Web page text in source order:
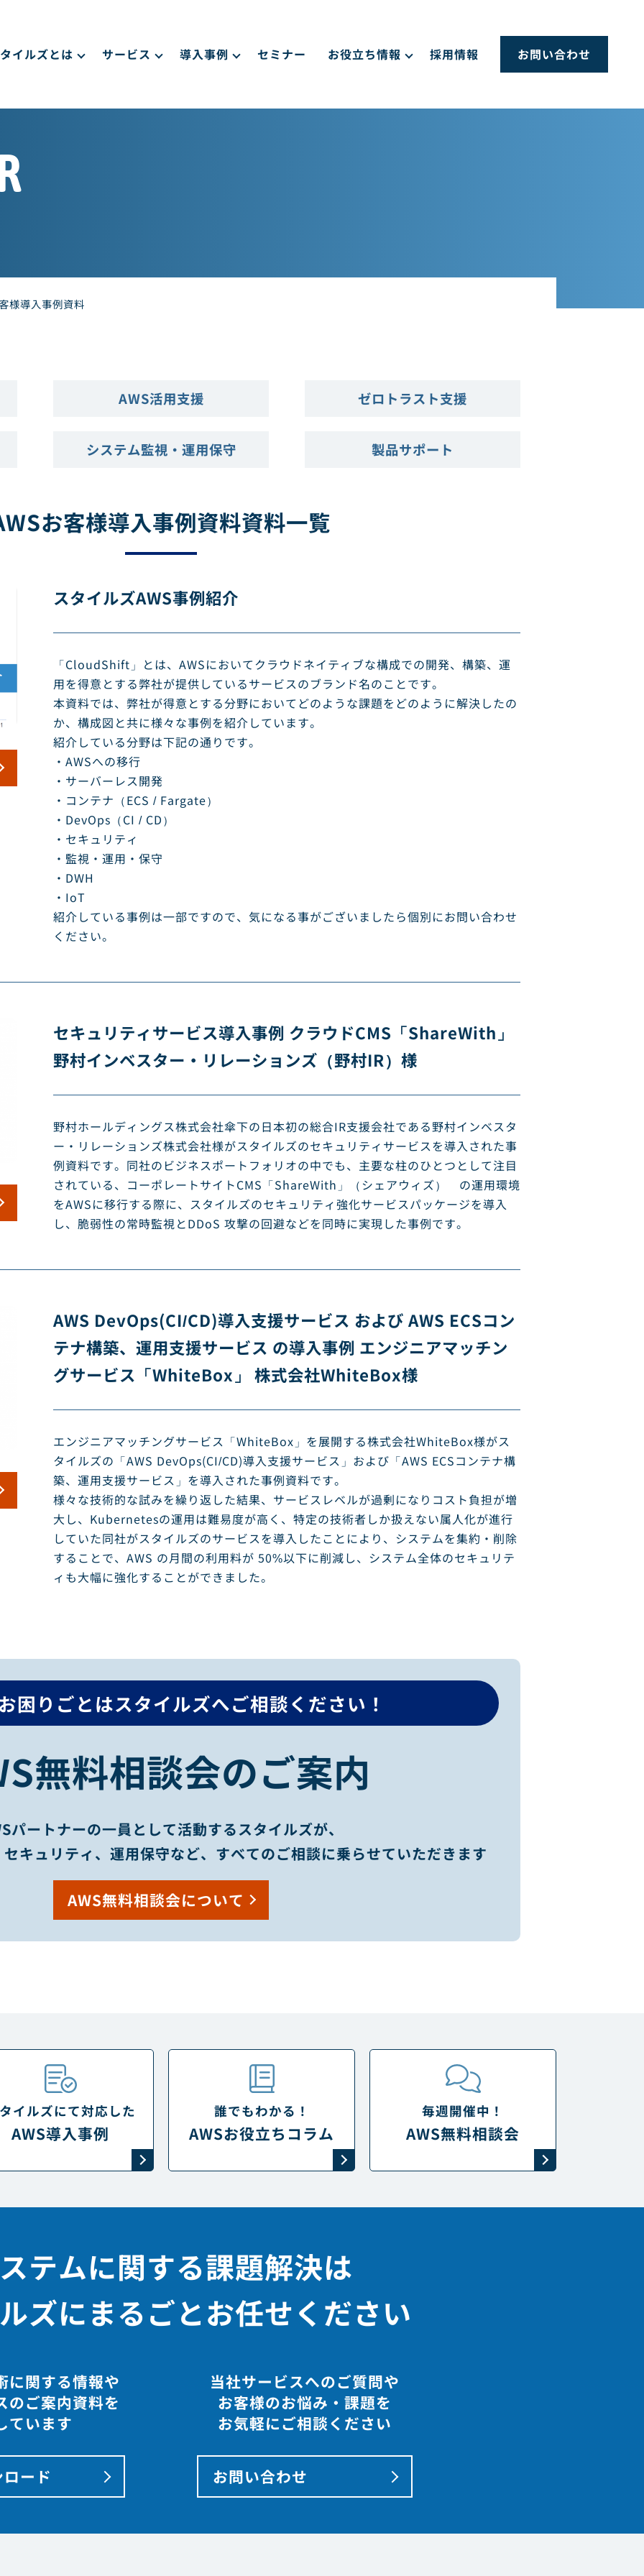
イルズとは サービス 導入事例 セミナー お役立ち情報 採用情報 お問い合わせ
様導入事例資料
AWS活用支援 ゼロトラスト支援
システム監視・運用保守 製品サポート
お客様導入事例資料資料一覧
スタイルズAWS事例紹介
「CloudShift」とは、AWSにおいてクラウドネイティブな構成での開発、構築、運
用を得意とする弊社が提供しているサービスのブランド名のことです。
本資料では、弊社が得意とする分野においてどのような課題をどのように解決したの
か、構成図と共に様々な事例を紹介しています。
紹介している分野は下記の通りです。
・AWSへの移行
・サーバーレス開発
・コンテナ（ECS / Fargate）
・DevOps（CI / CD）
・セキュリティ
・監視・運用・保守
・DWH
・IoT
紹介している事例は一部ですので、気になる事がございましたら個別にお問い合わせ
ください。
セキュリティサービス導入事例 クラウドCMS「ShareWith」
野村インベスター・リレーションズ（野村IR）様
野村ホールディングス株式会社傘下の日本初の総合IR支援会社である野村インベスタ
ー・リレーションズ株式会社様がスタイルズのセキュリティサービスを導入された事
例資料です。同社のビジネスポートフォリオの中でも、主要な柱のひとつとして注目
されている、コーポレートサイトCMS「ShareWith」（シェアウィズ） の運用環境
をAWSに移行する際に、スタイルズのセキュリティ強化サービスパッケージを導入
し、脆弱性の常時監視とDDoS 攻撃の回避などを同時に実現した事例です。
AWS DevOps(CI/CD)導入支援サービス および AWS ECSコン
テナ構築、運用支援サービス の導入事例 エンジニアマッチン
グサービス「WhiteBox」 株式会社WhiteBox様
エンジニアマッチングサービス「WhiteBox」を展開する株式会社WhiteBox様がス
タイルズの「AWS DevOps(CI/CD)導入支援サービス」および「AWS ECSコンテナ構
築、運用支援サービス」を導入された事例資料です。
様々な技術的な試みを繰り返した結果、サービスレベルが過剰になりコスト負担が増
大し、Kubernetesの運用は難易度が高く、特定の技術者しか扱えない属人化が進行
していた同社がスタイルズのサービスを導入したことにより、システムを集約・削除
することで、AWS の月間の利用料が 50%以下に削減し、システム全体のセキュリテ
ィも大幅に強化することができました。
困りごとはスタイルズへご相談ください！
無料相談会のご案内
パートナーの一員として活動するスタイルズが、
キュリティ、運用保守など、すべてのご相談に乗らせていただきます
AWS無料相談会について
イルズにて対応した
AWS導入事例
誰でもわかる！
AWSお役立ちコラム
毎週開催中！
AWS無料相談会
テムに関する課題解決は
ズにまるごとお任せください
に関する情報や
のご案内資料を
ています
ード
当社サービスへのご質問や
お客様のお悩み・課題を
お気軽にご相談ください
お問い合わせ